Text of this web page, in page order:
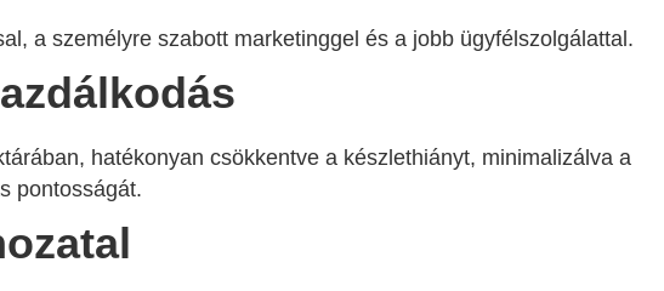
a személyre szabott marketinggel és a jobb ügyfélszolgálattal.
hatékonyan csökkentve a készlethiányt, minimalizálva a
pontosságát.